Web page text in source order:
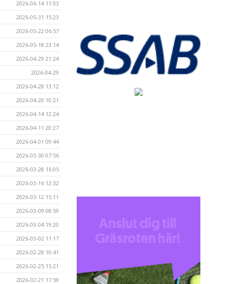
2026-06-14 11:03
2026-05-31 15:23
2026-05-22 06:57
2026-05-18 23:14
2026-04-29 21:24
2026-04-29
2026-04-28 13:12
2026-04-20 10:21
2026-04-14 12:24
2026-04-11 20:27
2026-04-01 09:44
2026-03-30 07:56
2026-03-28 16:05
2026-03-16 12:32
2026-03-12 15:11
2026-03-09 08:59
2026-03-04 19:20
2026-03-02 11:17
2026-02-28 10:41
2026-02-25 15:21
2026-02-21 17:59